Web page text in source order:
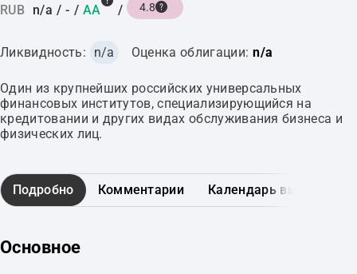
RUB n/a / - / AA / 4.8
Ликвидность: n/a Оценка облигации: n/a
Один из крупнейших российских универсальных
финансовых институтов, специализирующийся на
кредитовании и других видах обслуживания бизнеса и
физических лиц.
Подробно Комментарии Календарь выплат
Основное